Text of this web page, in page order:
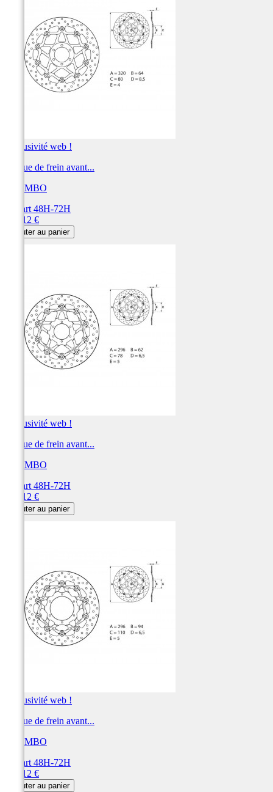
Exclusivité web !
Disque de frein avant...
BREMBO
Départ 48H-72H
360,12 €
Ajouter au panier
Exclusivité web !
Disque de frein avant...
BREMBO
Départ 48H-72H
360,12 €
Ajouter au panier
Exclusivité web !
Disque de frein avant...
BREMBO
Départ 48H-72H
360,12 €
Ajouter au panier